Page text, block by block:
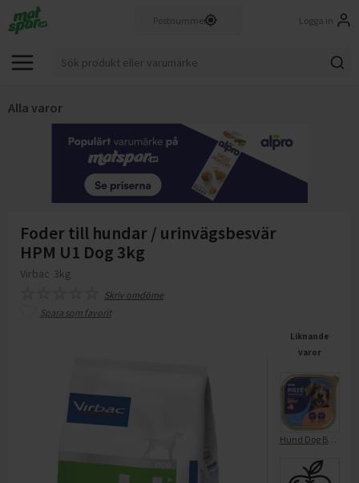
Logga in
Alla varor
Foder till hundar / urinvägsbesvär
HPM U1 Dog 3kg
Virbac 3kg
Skriv omdöme
Spara som favorit
Liknande
varor
Hund Dog Beef pate